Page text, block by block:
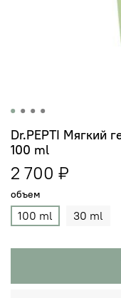
Dr.PEPTI Мягкий
100 ml
2 700 ₽
объем
100 ml 30 ml